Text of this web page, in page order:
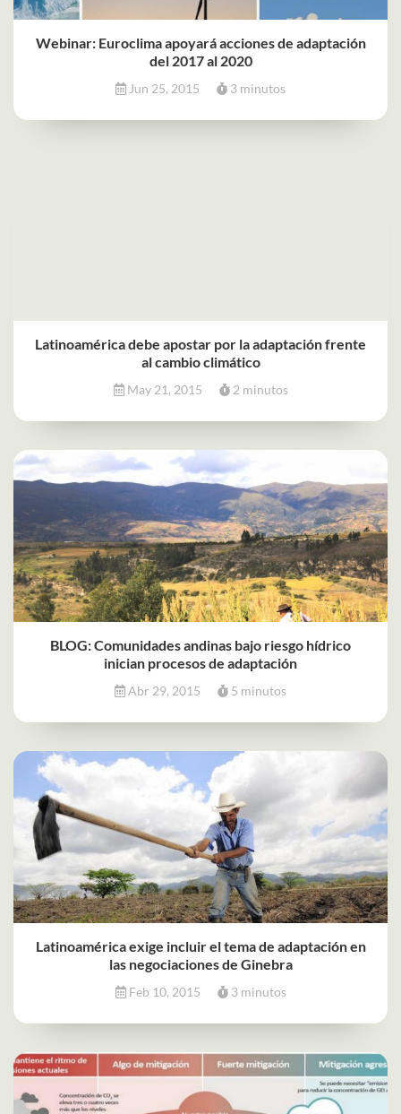
Webinar: Euroclima apoyará acciones de adaptación
del 2017 al 2020
Jun 25, 2015 3 minutos
Latinoamérica debe apostar por la adaptación frente
al cambio climático
May 21, 2015 2 minutos
BLOG: Comunidades andinas bajo riesgo hídrico
inician procesos de adaptación
Abr 29, 2015 5 minutos
Latinoamérica exige incluir el tema de adaptación en
las negociaciones de Ginebra
Feb 10, 2015 3 minutos